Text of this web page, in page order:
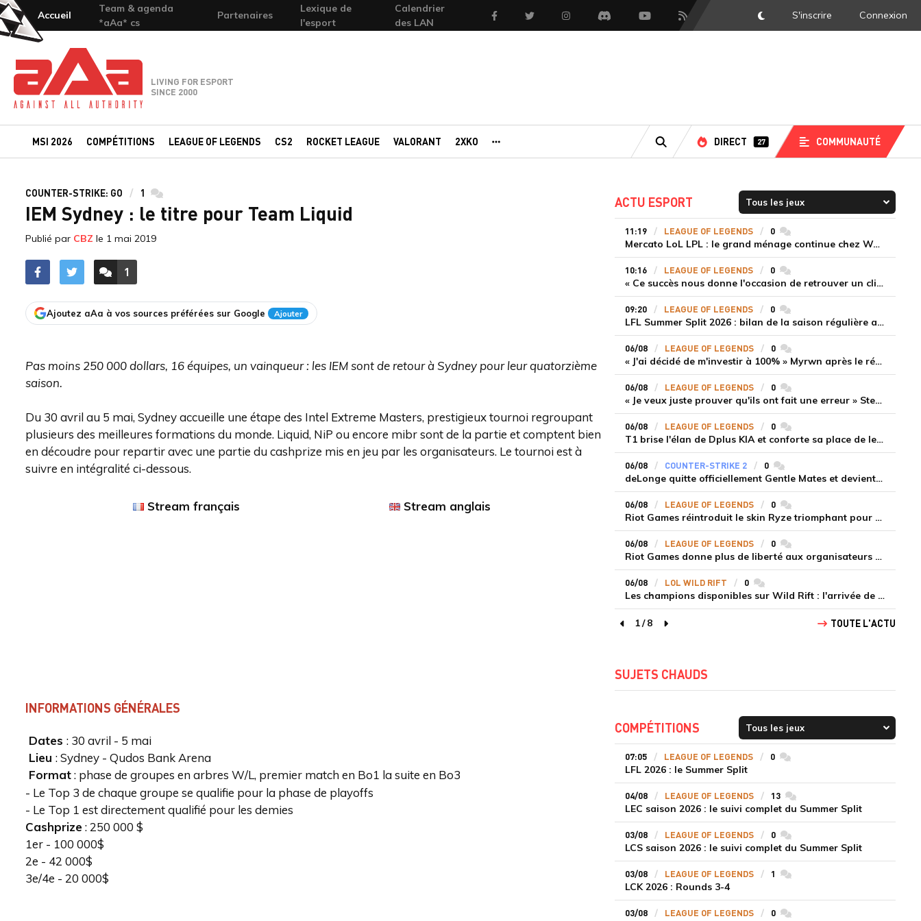
Accueil
Team & agenda
*aAa* cs
Partenaires
Lexique de
l'esport
Calendrier
des LAN
FacebookTwitter InstagramDiscord YoutubeFlux RSS DarkMode
S'inscrire Connexion
Team-aAa - against All authority
LIVING FOR ESPORT
SINCE 2000
MSI 2026 COMPÉTITIONS LEAGUE OF LEGENDS CS2 ROCKET LEAGUE VALORANT 2XKO
RECHERCHE
DIRECT 27 COMMUNAUTÉ
COUNTER-STRIKE: GO 1 commentaires
IEM Sydney : le titre pour Team Liquid
Publié par CBZ le 1 mai 2019
ACCÉDER AUX
1
COMMENTAIRES
Ajoutez aAa à vos sources préférées sur Google Ajouter
Pas moins 250 000 dollars, 16 équipes, un vainqueur : les IEM sont de retour à Sydney pour leur quatorzième
saison.
Du 30 avril au 5 mai, Sydney accueille une étape des Intel Extreme Masters, prestigieux tournoi regroupant
plusieurs des meilleures formations du monde. Liquid, NiP ou encore mibr sont de la partie et comptent bien
en découdre pour repartir avec une partie du cashprize mis en jeu par les organisateurs. Le tournoi est à
suivre en intégralité ci-dessous.
Stream français Stream anglais
INFORMATIONS GÉNÉRALES
Dates : 30 avril - 5 mai
Lieu : Sydney - Qudos Bank Arena
Format: phase de groupes en arbres W/L, premier match en Bo1 la suite en Bo3
- Le Top 3 de chaque groupe se qualifie pour la phase de playoffs
- Le Top 1 est directement qualifié pour les demies
Cashprize: 250 000 $
1er - 100 000$
2e - 42 000$
3e/4e - 20 000$
ACTU ESPORT
11:19 LEAGUE OF LEGENDS 0commentaires
Mercato LoL LPL : le grand ménage continue chez Weibo Gaming, Jiejie quitte le navire au profit de Xiaohao
10:16 LEAGUE OF LEGENDS 0commentaires
« Ce succès nous donne l'occasion de retrouver un climat beaucoup plus positif » Ryu et Canyon soulagés après la victoire de Gen.G sur HLE
09:20 LEAGUE OF LEGENDS 0commentaires
LFL Summer Split 2026 : bilan de la saison régulière avec Solary en tête
06/08 LEAGUE OF LEGENDS 0commentaires
« J'ai décidé de m'investir à 100% » Myrwn après le réveil de Movistar KOI face à Fnatic
06/08 LEAGUE OF LEGENDS 0commentaires
« Je veux juste prouver qu'ils ont fait une erreur » Stend se confie sur son mercato chaotique et ses ambitions avec Shifters
06/08 LEAGUE OF LEGENDS 0commentaires
T1 brise l'élan de Dplus KIA et conforte sa place de leader en LCK 2026 Rounds 3-4
06/08 COUNTER-STRIKE 2 0commentaires
deLonge quitte officiellement Gentle Mates et devient agent libre
06/08 LEAGUE OF LEGENDS 0commentaires
Riot Games réintroduit le skin Ryze triomphant pour récompenser la scène amateur
06/08 LEAGUE OF LEGENDS 0commentaires
Riot Games donne plus de liberté aux organisateurs de tournois locaux sur League of Legends
06/08 LOL WILD RIFT 0commentaires
Les champions disponibles sur Wild Rift : l'arrivée de Cho'Gath
page précédente
1/8
page suivante
TOUTE L'ACTU
SUJETS CHAUDS
COMPÉTITIONS
07:05 LEAGUE OF LEGENDS 0commentaires
LFL 2026 : le Summer Split
04/08 LEAGUE OF LEGENDS 13commentaires
LEC saison 2026 : le suivi complet du Summer Split
03/08 LEAGUE OF LEGENDS 0commentaires
LCS saison 2026 : le suivi complet du Summer Split
03/08 LEAGUE OF LEGENDS 1 commentaires
LCK 2026 : Rounds 3-4
03/08 LEAGUE OF LEGENDS 0commentaires